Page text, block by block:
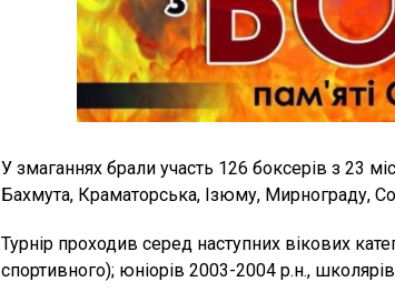
У змаганнях брали участь 126 боксерів з 23
Бахмута, Краматорська, Ізюму, Мирнограду,
Турнір проходив серед наступних вікових
спортивного); юніорів 2003-2004 р.н.,